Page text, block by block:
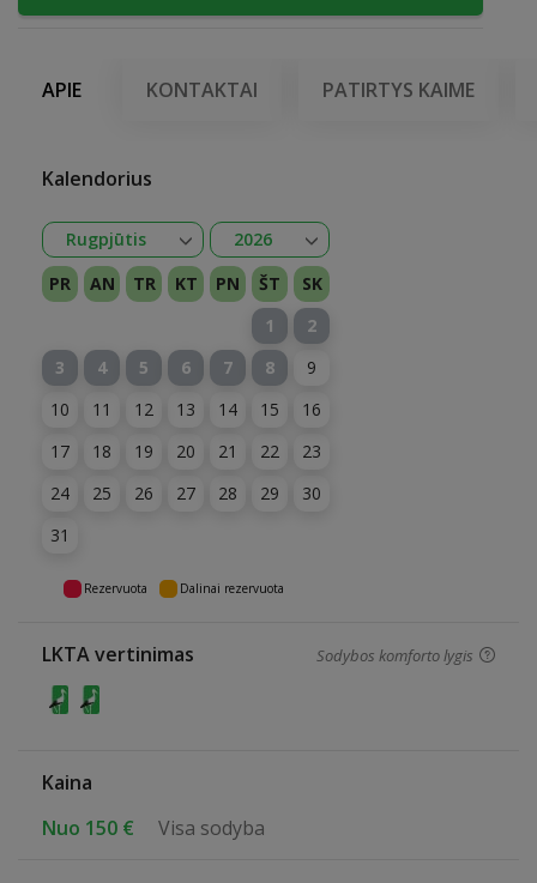
APIE KONTAKTAI PATIRTYS KAIME
Kalendorius
Rugpjūtis
Sausis
Vasaris
Kovas
Balandis
Gegužė
Birželis
Liepa
Rugpjūtis
Rugsėjis
Spalis
Lapkritis
Gruodis
Atidaryti
2026
2026
2027
Atidaryti
PR AN TR KT PN ŠT
SK
1
2
3
4 5 6 7 8
9
10
11 12 13 14 15
16
17
18 19 20 21 22
23
24
25 26 27 28 29
30
31
Rezervuota Dalinai rezervuota
LKTA vertinimas Sodybos komforto lygis
Kaina
Nuo 150 €
Visa sodyba